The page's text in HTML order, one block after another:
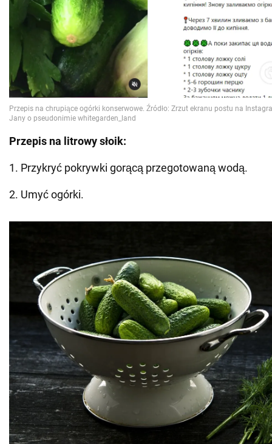
Przepis na litrowy słoik:
1. Przykryć pokrywki gorącą przegotowaną wodą.
2. Umyć ogórki.